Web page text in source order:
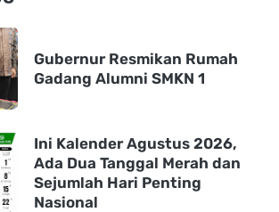
Gubernur Resmikan Rumah
Gadang Alumni SMKN 1
Ini Kalender Agustus 2026,
Ada Dua Tanggal Merah dan
Sejumlah Hari Penting
Nasional